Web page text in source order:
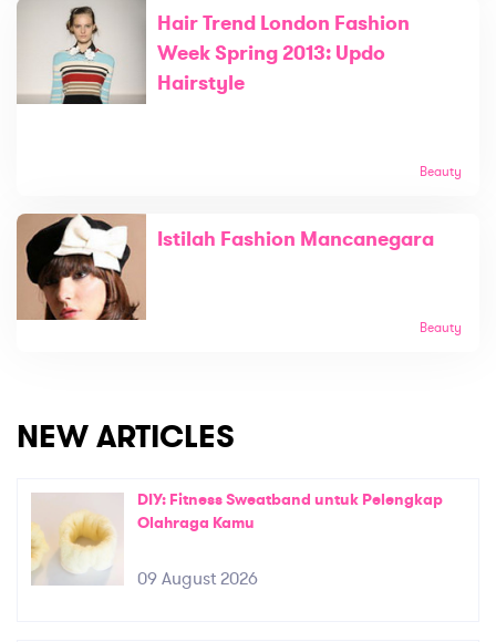
Hair Trend London Fashion
Week Spring 2013: Updo
Hairstyle
Beauty
Istilah Fashion Mancanegara
Beauty
NEW ARTICLES
DIY: Fitness Sweatband untuk Pelengkap
Olahraga Kamu
09 August 2026